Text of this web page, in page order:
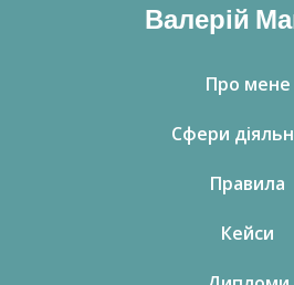
Валерій
Про мене
Правила
Кейси